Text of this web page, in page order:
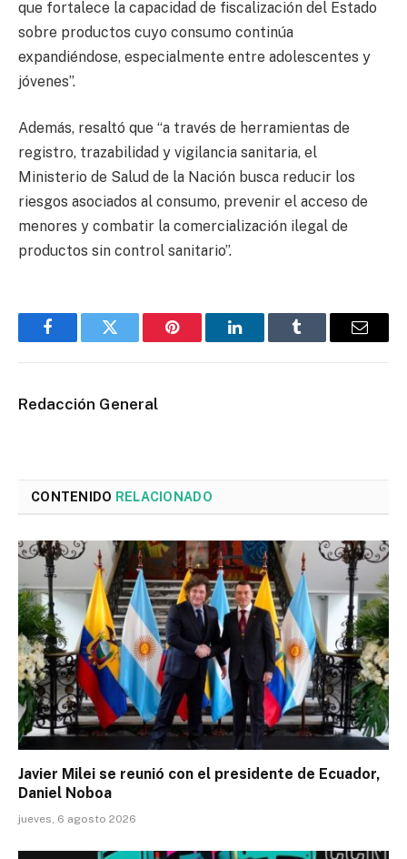
que fortalece la capacidad de fiscalización del Estado
sobre productos cuyo consumo continúa
expandiéndose, especialmente entre adolescentes y
jóvenes”.
Además, resaltó que “a través de herramientas de
registro, trazabilidad y vigilancia sanitaria, el
Ministerio de Salud de la Nación busca reducir los
riesgos asociados al consumo, prevenir el acceso de
menores y combatir la comercialización ilegal de
productos sin control sanitario”.
FacebookTwitter Pinterest LinkedInTumblr Email
Redacción General
CONTENIDO RELACIONADO
Javier Milei se reunió con el presidente de Ecuador,
Daniel Noboa
jueves, 6 agosto 2026